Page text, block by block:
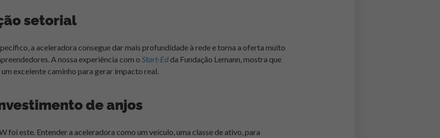
setorial
a aceleradora consegue dar mais profundidade à rede e torna a oferta muito
A nossa experiência com o Start-Ed da Fundação Lemann, mostra que
excelente caminho para gerar impacto real.
de anjos
foi este. Entender a aceleradora como um veículo, uma classe de ativo, para